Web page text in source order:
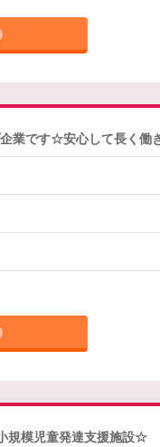
業です☆安心して長く働
規模児童発達支援施設☆